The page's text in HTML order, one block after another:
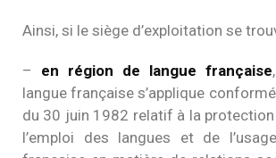
Ainsi, si le siège d’exploitation se
– en région de langue française
langue française s’applique
du 30 juin 1982 relatif à la
l’emploi des langues et de